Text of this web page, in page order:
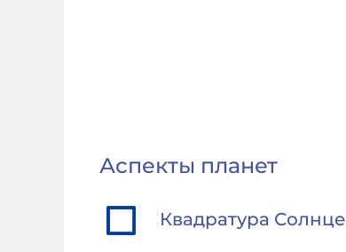
Аспекты планет
Квадратура Солнце